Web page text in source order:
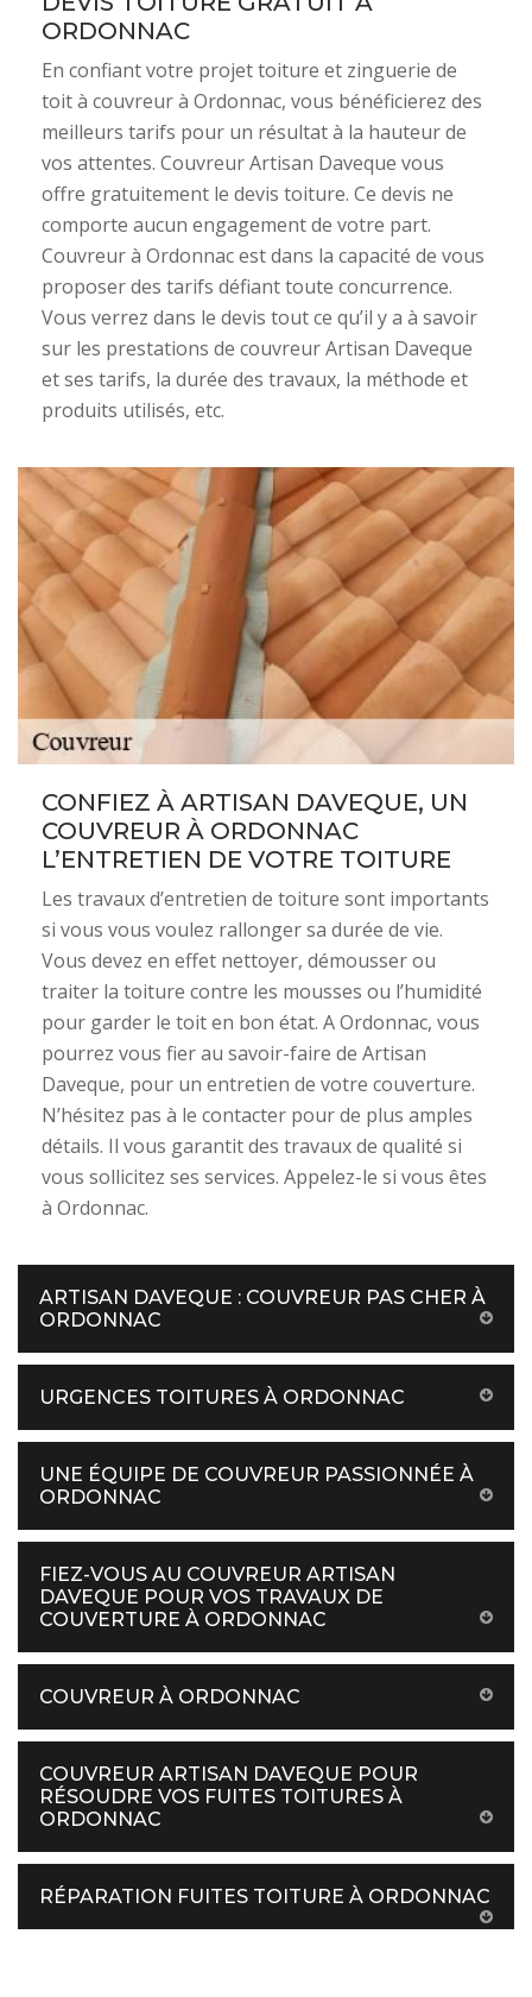
ORDONNAC
En confiant votre projet toiture et zinguerie de
toit à couvreur à Ordonnac, vous bénéficierez des
meilleurs tarifs pour un résultat à la hauteur de
vos attentes. Couvreur Artisan Daveque vous
offre gratuitement le devis toiture. Ce devis ne
comporte aucun engagement de votre part.
Couvreur à Ordonnac est dans la capacité de vous
proposer des tarifs défiant toute concurrence.
Vous verrez dans le devis tout ce qu’il y a à savoir
sur les prestations de couvreur Artisan Daveque
et ses tarifs, la durée des travaux, la méthode et
produits utilisés, etc.
CONFIEZ À ARTISAN DAVEQUE, UN
COUVREUR À ORDONNAC
L’ENTRETIEN DE VOTRE TOITURE
Les travaux d’entretien de toiture sont importants
si vous vous voulez rallonger sa durée de vie.
Vous devez en effet nettoyer, démousser ou
traiter la toiture contre les mousses ou l’humidité
pour garder le toit en bon état. A Ordonnac, vous
pourrez vous fier au savoir-faire de Artisan
Daveque, pour un entretien de votre couverture.
N’hésitez pas à le contacter pour de plus amples
détails. Il vous garantit des travaux de qualité si
vous sollicitez ses services. Appelez-le si vous êtes
à Ordonnac.
ARTISAN DAVEQUE : COUVREUR PAS CHER À
ORDONNAC
URGENCES TOITURES À ORDONNAC
UNE ÉQUIPE DE COUVREUR PASSIONNÉE À
ORDONNAC
FIEZ-VOUS AU COUVREUR ARTISAN
DAVEQUE POUR VOS TRAVAUX DE
COUVERTURE À ORDONNAC
COUVREUR À ORDONNAC
COUVREUR ARTISAN DAVEQUE POUR
RÉSOUDRE VOS FUITES TOITURES À
ORDONNAC
RÉPARATION FUITES TOITURE À ORDONNAC